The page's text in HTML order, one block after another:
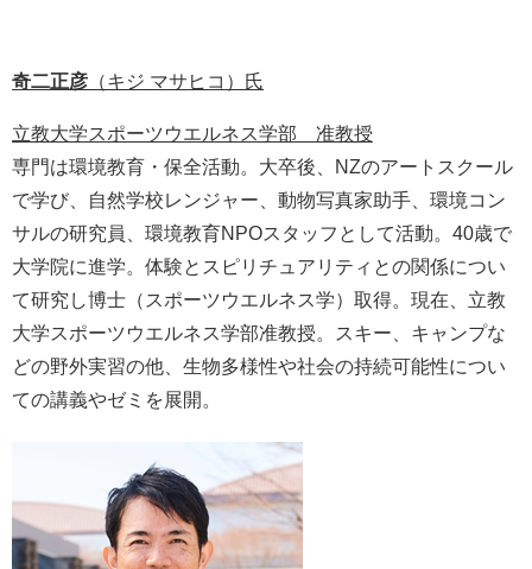
奇二正彦​ （キジ マサヒコ）氏
立教大学スポーツウエルネス学部 准教授
​専門は環境教育・保全活動。大卒後、NZのアートスクール
で学び、自然学校レンジャー、動物写真家助手、環境コン
サルの研究員、環境教育NPOスタッフとして活動。40歳で
大学院に進学。体験とスピリチュアリティとの関係につい
て研究し博士（スポーツウエルネス学）取得。現在、立教
大学スポーツウエルネス学部准教授。スキー、キャンプな
どの野外実習の他、生物多様性や社会の持続可能性につい
ての講義やゼミを展開。​